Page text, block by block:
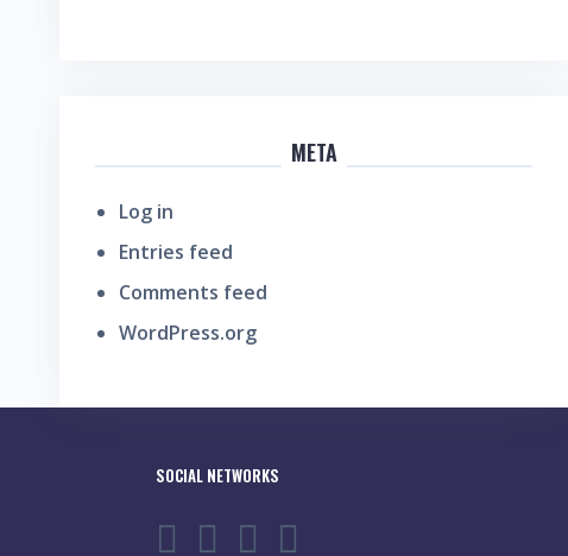
META
Log in
Entries feed
Comments feed
WordPress.org
SOCIAL NETWORKS